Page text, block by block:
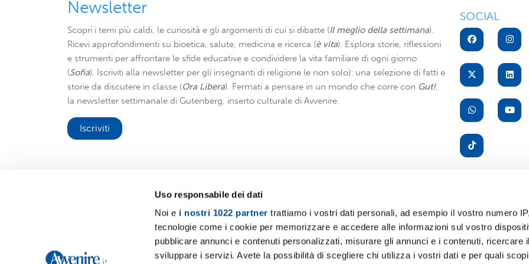
Uso responsabile dei dati
Noi e i nostri 1022 partner trattiamo i vostri dati personali, ad esempio il vostro numero
tecnologie come i cookie per memorizzare e accedere alle informazioni sul vostro
pubblicare annunci e contenuti personalizzati, misurare gli annunci e i contenuti, ricercare
sviluppare i servizi. Avete la possibilità di scegliere chi utilizza i vostri dati e per quali
Newsletter
Scopri i temi più caldi, le curiosità e gli argomenti di cui si dibatte (Il meglio della settimana).
Ricevi approfondimenti su bioetica, salute, medicina e ricerca (è vita). Esplora storie, riflessioni
e strumenti per affrontare le sfide educative e condividere la vita familiare di ogni giorno
(Sofia). Iscriviti alla newsletter per gli insegnanti di religione (e non solo): una selezione di fatti e
storie da discutere in classe (Ora Libera). Fermati a pensare in un mondo che corre con Gut!,
la newsletter settimanale di Gutenberg, inserto culturale di Avvenire.
Iscriviti
SOCIAL